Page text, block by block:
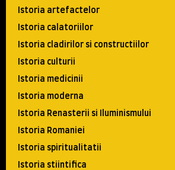
Istoria artefactelor
Istoria calatoriilor
Istoria cladirilor si constructiilor
Istoria culturii
Istoria medicinii
Istoria moderna
Istoria Renasterii si Iluminismului
Istoria Romaniei
Istoria spiritualitatii
Istoria stiintifica